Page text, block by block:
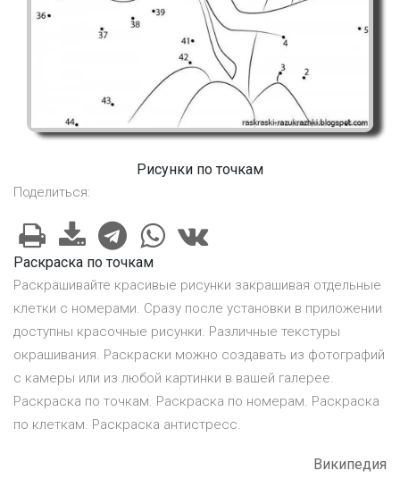
Рисунки по точкам
Поделиться:
Раскраска по точкам
Раскрашивайте красивые рисунки закрашивая отдельные
клетки с номерами. Сразу после установки в приложении
доступны красочные рисунки. Различные текстуры
окрашивания. Раскраски можно создавать из фотографий
с камеры или из любой картинки в вашей галерее.
Раскраска по точкам. Раскраска по номерам. Раскраска
по клеткам. Раскраска антистресс.
Википедия